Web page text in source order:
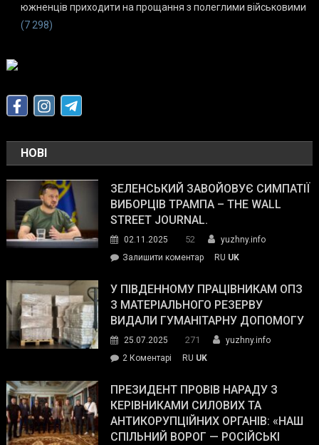
южненців приходити на прощання з полеглими військовими
(7 298)
НОВІ
ЗЕЛЕНСЬКИЙ ЗАВОЙОВУЄ СИМПАТІЇ
ВИБОРЦІВ ТРАМПА – THE WALL
STREET JOURNAL.
02.11.2025 52
yuzhny.info
Залишити коментарon
завойовує
симпатії
виборців
The
Street
Journal.
RU UK
У ПІВДЕННОМУ ПРАЦІВНИКАМ ОПЗ
З МАТЕРІАЛЬНОГО РЕЗЕРВУ
ВИДАЛИ ГУМАНІТАРНУ ДОПОМОГУ
25.07.2025 271
yuzhny.info
2 Коментарі
Південному
працівникам
ОПЗ
з
RU UK
ПРЕЗИДЕНТ ПРОВІВ НАРАДУ З
КЕРІВНИКАМИ СИЛОВИХ ТА
АНТИКОРУПЦІЙНИХ ОРГАНІВ: «НАШ
СПІЛЬНИЙ ВОРОГ — РОСІЙСЬКІ